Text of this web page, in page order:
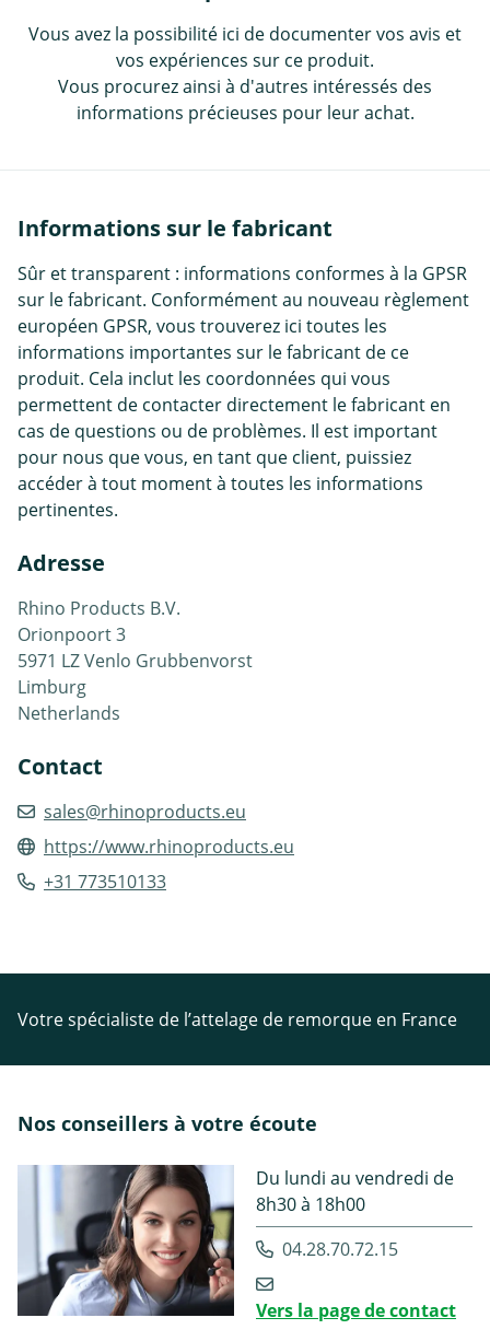
Vous avez la possibilité ici de documenter vos avis et
vos expériences sur ce produit.
Vous procurez ainsi à d'autres intéressés des
informations précieuses pour leur achat.
Informations sur le fabricant
Sûr et transparent : informations conformes à la GPSR
sur le fabricant. Conformément au nouveau règlement
européen GPSR, vous trouverez ici toutes les
informations importantes sur le fabricant de ce
produit. Cela inclut les coordonnées qui vous
permettent de contacter directement le fabricant en
cas de questions ou de problèmes. Il est important
pour nous que vous, en tant que client, puissiez
accéder à tout moment à toutes les informations
pertinentes.
Adresse
Rhino Products B.V.
Orionpoort 3
5971 LZ Venlo Grubbenvorst
Limburg
Netherlands
Contact
sales@rhinoproducts.eu
https://www.rhinoproducts.eu
+31 773510133
Votre spécialiste de l’attelage de remorque en France
Nos conseillers à votre écoute
Du lundi au vendredi de
8h30 à 18h00
04.28.70.72.15
Vers la page de contact